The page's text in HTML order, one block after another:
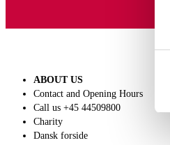
ABOUT US
Contact and Opening Hours
Call us +45 44509800
Charity
Dansk forside